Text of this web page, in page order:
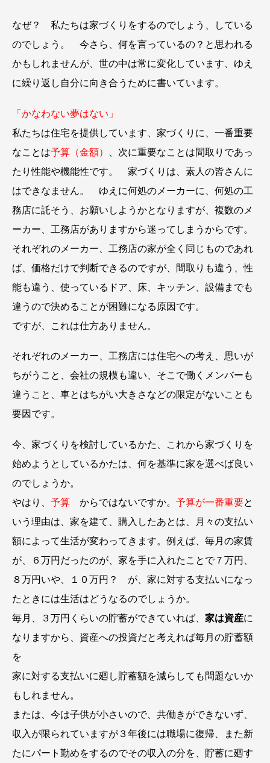
なぜ？ 私たちは家づくりをするのでしょう、している
のでしょう。 今さら、何を言っているの？と思われる
かもしれませんが、世の中は常に変化しています、ゆえ
に繰り返し自分に向き合うために書いています。
「かなわない夢はない」
私たちは住宅を提供しています、家づくりに、一番重要
なことは予算（金額）
、次に重要なことは間取りであっ
たり性能や機能性です。 家づくりは、素人の皆さんに
はできなません。 ゆえに何処のメーカーに、何処の工
務店に託そう、お願いしようかとなりますが、複数のメ
ーカー、工務店がありますから迷ってしまうからです。
それぞれのメーカー、工務店の家が全く同じものであれ
ば、価格だけで判断できるのですが、間取りも違う、性
能も違う、使っているドア、床、キッチン、設備までも
違うので決めることが困難になる原因です。
ですが、これは仕方ありません。
それぞれのメーカー、工務店には住宅への考え、思いが
ちがうこと、会社の規模も違い、そこで働くメンバーも
違うこと、車とはちがい大きさなどの限定がないことも
要因です。
今、家づくりを検討しているかた、これから家づくりを
始めようとしているかたは、何を基準に家を選べば良い
のでしょうか。
やはり、 予算 からではないですか。 予算が一番重要と
いう理由は、家を建て、購入したあとは、月々の支払い
額によって生活が変わってきます。例えば、毎月の家賃
が、６万円だったのが、家を手に入れたことで７万円、
８万円いや、１０万円？ が、家に対する支払いになっ
たときには生活はどうなるのでしょうか。
毎月、３万円くらいの貯蓄ができていれば、 家は資産に
なりますから、資産への投資だと考えれば毎月の貯蓄額
を
家に対する支払いに廻し貯蓄額を減らしても問題ないか
もしれません。
または、今は子供が小さいので、共働きができないず、
収入が限られていますが３年後には職場に復帰、また新
たにパート勤めをするのでその収入の分を、貯蓄に廻す